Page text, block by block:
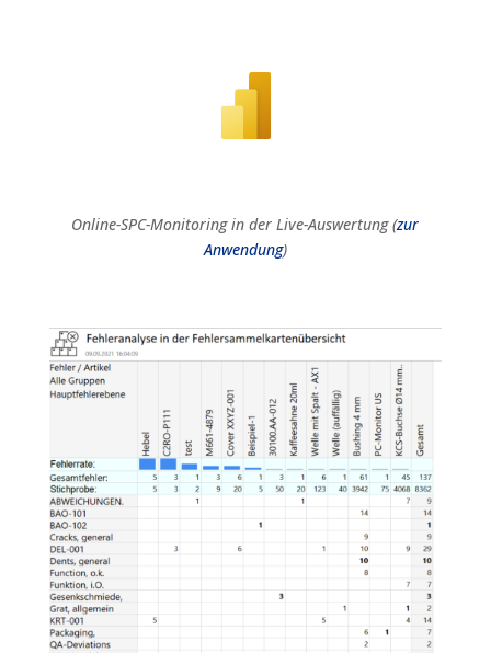
Online-SPC-Monitoring in der Live-Auswertung (zur
Anwendung)